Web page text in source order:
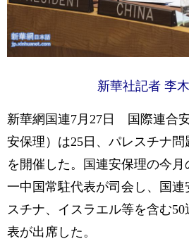
新華社記者 李
新華網国連7月27日 国際連合
安保理）は25日、パレスチナ
を開催した。国連安保理の今
一中国常駐代表が司会し、国連
スチナ、イスラエル等を含む
表が出席した。